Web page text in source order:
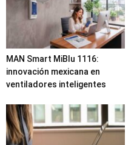
MAN Smart MiBlu 1116:
innovación mexicana en
ventiladores inteligentes